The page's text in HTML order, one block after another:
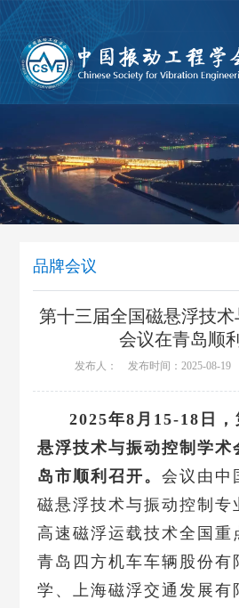
品牌会议
第十三届全国磁悬浮技
会议在青岛顺
发布人： 发布时间：2025-08-19
2025年8月15-18日
悬浮技术与振动控制学术
岛市顺利召开。会议由中
磁悬浮技术与振动控制专
高速磁浮运载技术全国重
青岛四方机车车辆股份有
学、上海磁浮交通发展有